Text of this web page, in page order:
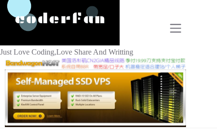
跳
Just Love Coding,Love Share And Writting